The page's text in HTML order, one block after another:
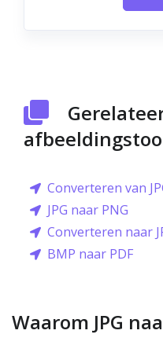
Converteren van
JPG naar PNG
Converteren naar
BMP naar PDF
Waarom JPG